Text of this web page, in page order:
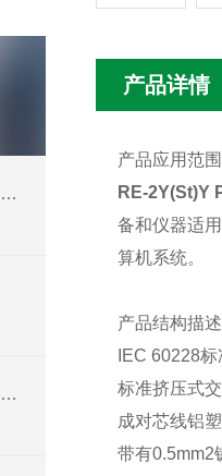
低烟无卤仪表电缆的技术特点体现在哪些方面？
低烟无卤聚烯仪表电缆的特点及应用领域
产品详情
产品应用范
RE-2Y(St)Y
备和仪器适
算机系统。
产品结构描
IEC 60228
标准挤压式
成对芯线铝
带有0.5mm2